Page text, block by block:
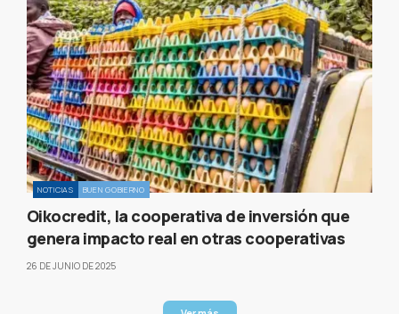
NOTICIAS BUEN GOBIERNO
Oikocredit, la cooperativa de inversión que
genera impacto real en otras cooperativas
26 DE JUNIO DE 2025